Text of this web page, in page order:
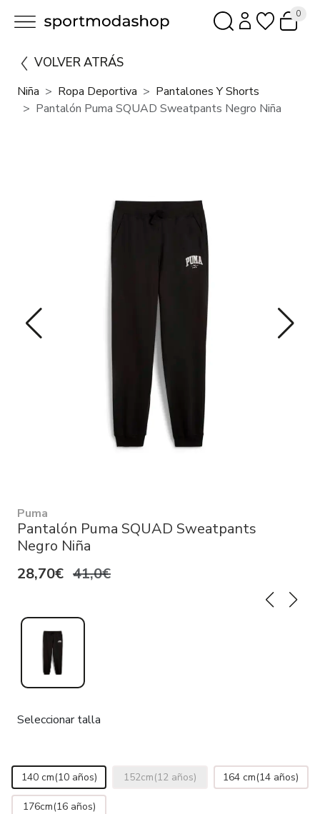
0
VOLVER ATRÁS
Niña Ropa Deportiva
Pantalones Y Shorts
Pantalón Puma SQUAD Sweatpants Negro Niña
Puma
Pantalón Puma SQUAD Sweatpants
Negro Niña
28,70€ 41,0€
Seleccionar talla
140 cm(10 años) 152cm(12 años) 164 cm(14 años)
176cm(16 años)